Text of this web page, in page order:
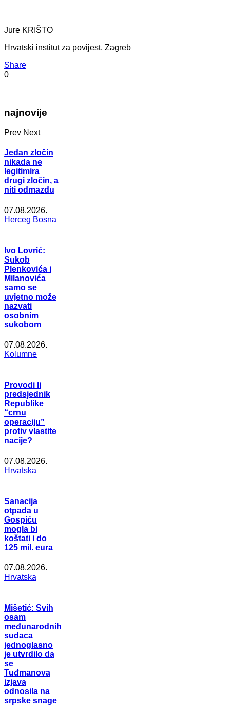
Jure KRIŠTO
Hrvatski institut za povijest, Zagreb
Share
0
najnovije
Prev Next
Jedan zločin
nikada ne
legitimira
drugi zločin, a
niti odmazdu
07.08.2026.
Herceg Bosna
Ivo Lovrić:
Sukob
Plenkovića i
Milanovića
samo se
uvjetno može
nazvati
osobnim
sukobom
07.08.2026.
Kolumne
Provodi li
predsjednik
Republike
“crnu
operaciju”
protiv vlastite
nacije?
07.08.2026.
Hrvatska
Sanacija
otpada u
Gospiću
mogla bi
koštati i do
125 mil. eura
07.08.2026.
Hrvatska
Mišetić: Svih
osam
međunarodnih
sudaca
jednoglasno
je utvrdilo da
se
Tuđmanova
izjava
odnosila na
srpske snage